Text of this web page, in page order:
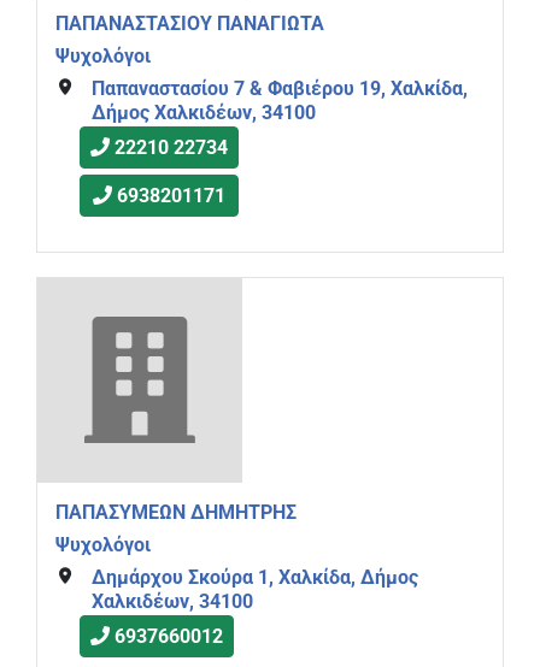
ΠΑΠΑΝΑΣΤΑΣΙΟΥ ΠΑΝΑΓΙΩΤΑ
Ψυχολόγοι
Παπαναστασίου 7 & Φαβιέρου 19, Χαλκίδα,
Δήμος Χαλκιδέων, 34100
22210 22734
6938201171
ΠΑΠΑΣΥΜΕΩΝ ΔΗΜΗΤΡΗΣ
Ψυχολόγοι
Δημάρχου Σκούρα 1, Χαλκίδα, Δήμος
Χαλκιδέων, 34100
6937660012